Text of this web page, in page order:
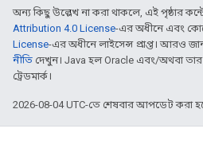
অন্য কিছু উল্লেখ না করা থাকলে, এই পৃষ্ঠার
Attribution 4.0 License-এর অধীনে এবং
License-এর অধীনে লাইসেন্স প্রাপ্ত। আরও
নীতি দেখুন। Java হল Oracle এবং/অথবা তার
ট্রেডমার্ক।
2026-08-04 UTC-তে শেষবার আপডেট করা